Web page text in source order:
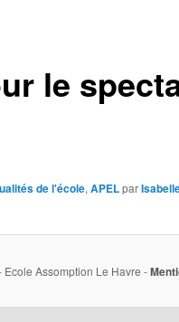
le
de l'école, APELpar
Assomption Le Havre -